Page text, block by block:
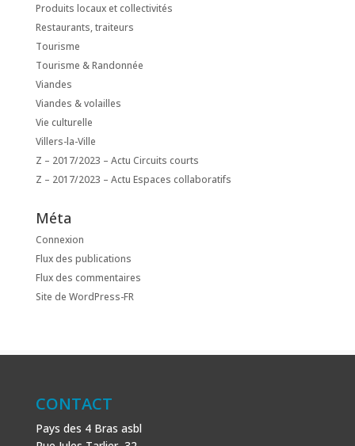
Produits locaux et collectivités
Restaurants, traiteurs
Tourisme
Tourisme & Randonnée
Viandes
Viandes & volailles
Vie culturelle
Villers-la-Ville
Z – 2017/2023 – Actu Circuits courts
Z – 2017/2023 – Actu Espaces collaboratifs
Méta
Connexion
Flux des publications
Flux des commentaires
Site de WordPress-FR
CONTACT
Pays des 4 Bras asbl